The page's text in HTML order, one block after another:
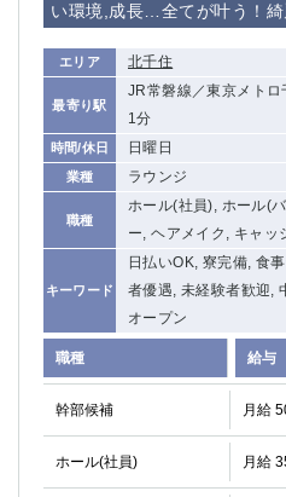
い環境,成長…全てが叶う！
エリア 北千住
最寄り駅
JR常磐線／東京メト
1分
時間/休日 日曜日
業種 ラウンジ
職種
ホール(社員), ホール(
ー, ヘアメイク, キャッ
キーワード
日払いOK, 寮完備, 食
者優遇, 未経験者歓迎,
オープン
職種 給与
幹部候補 月給
ホール(社員) 月給